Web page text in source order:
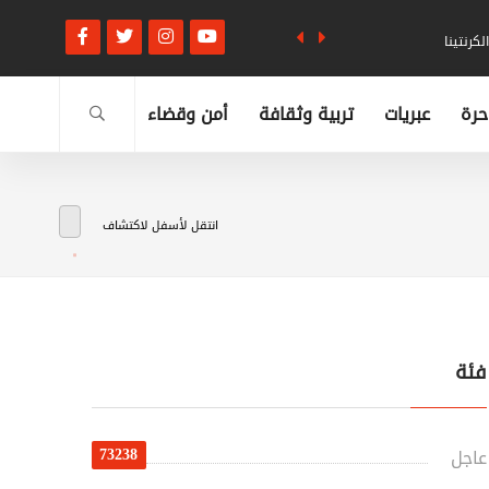
أمن وقضاء تربية وثقافة عبريات
انتقل لأسفل لاكتشاف
فئة
عاجل 73238